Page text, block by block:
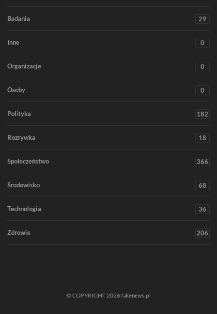
Badania 29
Inne 0
Organizacje 0
Osoby 0
Polityka 182
Rozrywka 18
Społeczeństwo 366
Środowisko 68
Technologia 36
Zdrowie 206
© COPYRIGHT 2026 fakenews.pl